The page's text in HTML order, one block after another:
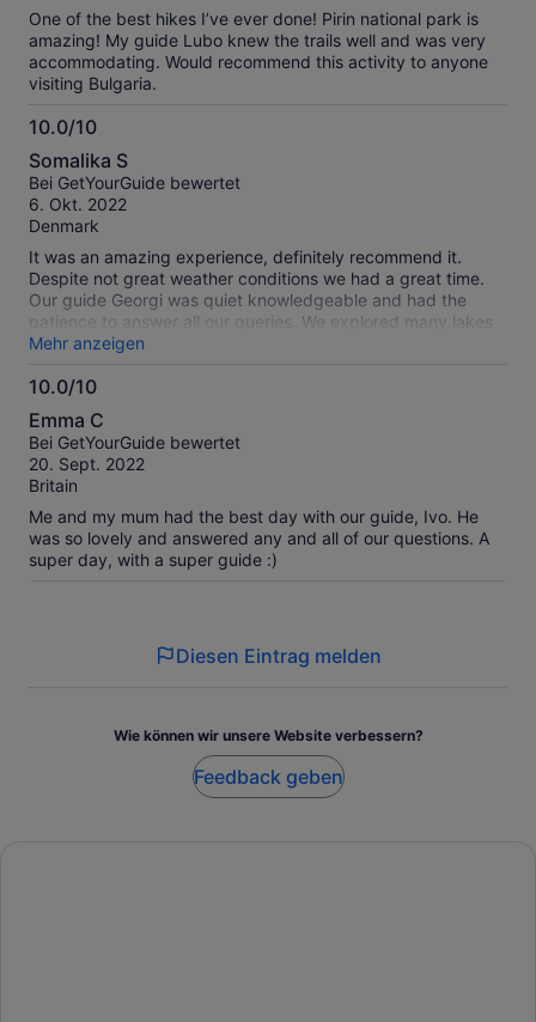
One of the best hikes I’ve ever done! Pirin national park is
amazing! My guide Lubo knew the trails well and was very
accommodating. Would recommend this activity to anyone
visiting Bulgaria.
10.0/10
10.0
von
10
Somalika S
Bei GetYourGuide bewertet
6. Okt. 2022
Denmark
It was an amazing experience, definitely recommend it.
Despite not great weather conditions we had a great time.
Our guide Georgi was quiet knowledgeable and had the
patience to answer all our queries. We explored many lakes
and the beautiful Bansko, but unfortunately the town was
quite, due to off season, however our guide gave us a tour
around the town and it was nice to walk around.
Mehr anzeigen
10.0/10
10.0
von
10
Emma C
Bei GetYourGuide bewertet
20. Sept. 2022
Britain
Me and my mum had the best day with our guide, Ivo. He
was so lovely and answered any and all of our questions. A
super day, with a super guide :)
Diesen Eintrag melden
Wie können wir unsere Website verbessern?
Feedback geben